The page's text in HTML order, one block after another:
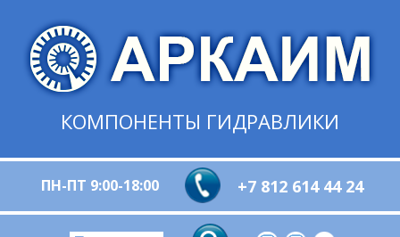
КОМПОНЕНТЫ ГИДРАВЛИКИ
ПН-ПТ 9:00-18:00 +7 812 614 44 24